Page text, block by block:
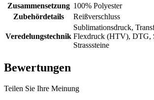
Zusammensetzung 100% Polyester
Zubehördetails
Reißverschluss
Veredelungstechnik
Sublimationsdruck,
Flexdruck (HTV), DTG,
Strasssteine
Bewertungen
Teilen Sie Ihre Meinung